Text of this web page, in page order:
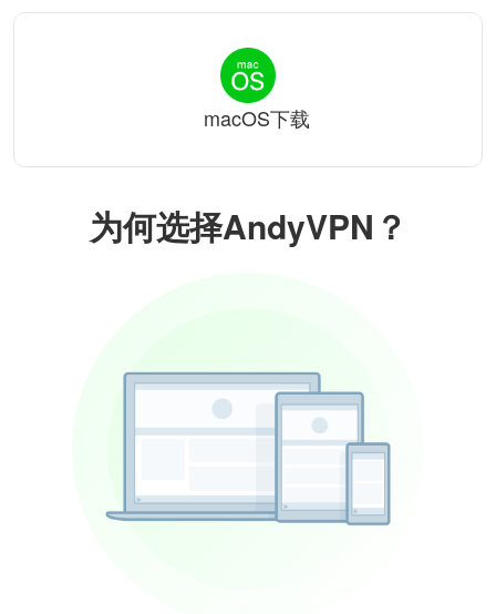
为何选择AndyVPN？
macOS下载